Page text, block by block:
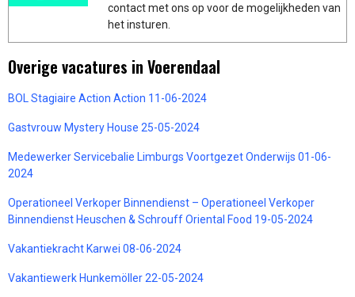
contact met ons op voor de mogelijkheden van
het insturen.
Overige vacatures in Voerendaal
BOL Stagiaire Action Action 11-06-2024
Gastvrouw Mystery House 25-05-2024
Medewerker Servicebalie Limburgs Voortgezet Onderwijs 01-06-
2024
Operationeel Verkoper Binnendienst – Operationeel Verkoper
Binnendienst Heuschen & Schrouff Oriental Food 19-05-2024
Vakantiekracht Karwei 08-06-2024
Vakantiewerk Hunkemöller 22-05-2024